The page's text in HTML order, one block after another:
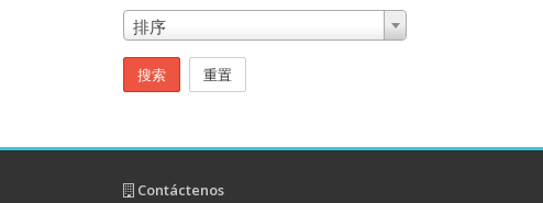
排序
搜索 重置
Contáctenos